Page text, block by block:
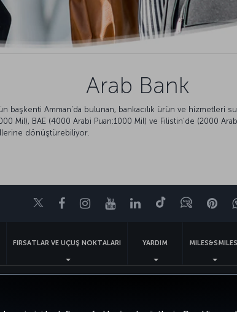
Arab Bank
başkenti Amman'da bulunan, bankacılık ürün ve hizmetleri
Mil), BAE (4000 Arabi Puan:1000 Mil) ve Filistin’de (2000
dönüştürebiliyor.
TwitterFacebookInstagram
YoutubeLinkedIn
TiktokBlog
FIRSATLAR VE UÇUŞ NOKTALARI YARDIM MILES&SMILES